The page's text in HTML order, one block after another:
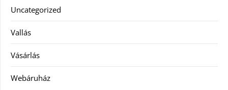
Uncategorized
Vallás
Vásárlás
Webáruház